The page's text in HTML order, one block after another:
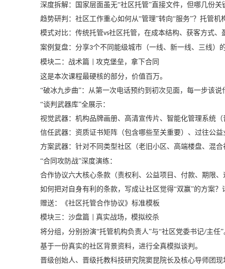
深度拆解：
国家层面虽无“社区托管”直接文件，但哪几份关
趋势研判： 社区工作重心如何从“管理”转向“服务”？托管
模式对比： 传统托管vs社区托管，在成本结构、获客方式、
案例复盘： 分享3个不同能级城市（一线、新一线、三线）
模块二：战术篇
攻克堡垒，拿下合同
这是本次课程最硬核的部分，价值百万。
“破冰九步曲”：
从第一次电话预约到初次见面，每一步该
“谈判武器库”全展示：
视觉武器： 机构品牌画册、高清宣传片、智能化管理系统
信任武器： 资质证书矩阵（包含哪些至关重要）、过往公
方案武器： 针对不同类型社区（老旧小区、高端楼盘、混合
“合同攻防战”深度演练：
合作协议六大核心条款（责权利、公益项目、付款、期限
如何把对自身有利的条款，写成让社区觉得“双赢”的方案
赠送：
《社区托管合作协议》标准模板
模块三：沙盘篇
真实战场，模拟绞杀
将分组，分别扮演“托管机构负责人”与“社区党委书记/主任”
基于一份真实的社区背景资料，进行全真模拟谈判 。
晋级创始人、晋级托教科技研究院窦昆院长及核心导师团